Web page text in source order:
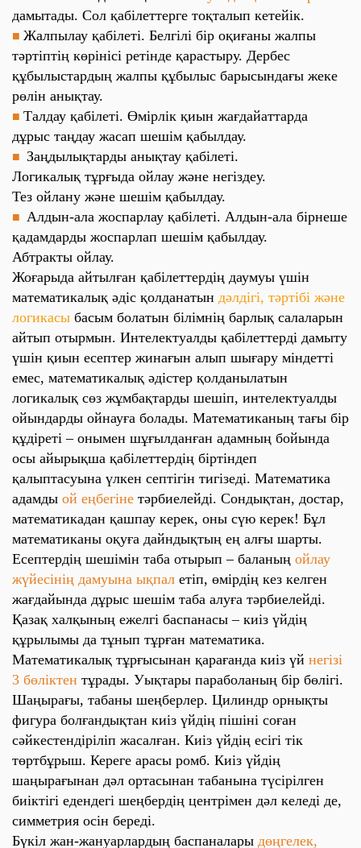
дамытады. Сол қабілеттерге тоқталып кетейік.
■ Жалпылау қабілеті. Белгілі бір оқиғаны жалпы
тәртіптің көрінісі ретінде қарастыру. Дербес
құбылыстардың жалпы құбылыс барысындағы жеке
рөлін анықтау.
■ Талдау қабілеті. Өмірлік қиын жағдайаттарда
дұрыс таңдау жасап шешім қабылдау.
■ Заңдылықтарды анықтау қабілеті.
Логикалық тұрғыда ойлау және негіздеу.
Тез ойлану және шешім қабылдау.
■ Алдын-ала жоспарлау қабілеті. Алдын-ала бірнеше
қадамдарды жоспарлап шешім қабылдау.
Абтракты ойлау.
Жоғарыда айтылған қабілеттердің даумуы үшін
математикалық әдіс қолданатын дәлдігі, тәртібі және
логикасы басым болатын білімнің барлық салаларын
айтып отырмын. Интелектуалды қабілеттерді дамыту
үшін қиын есептер жинағын алып шығару міндетті
емес, математикалық әдістер қолданылатын
логикалық сөз жұмбақтарды шешіп, интелектуалды
ойындарды ойнауға болады. Математиканың тағы бір
құдіреті – онымен шұғылданған адамның бойында
осы айырықша қабілеттердің біртіндеп
қалыптасуына үлкен септігін тигізеді. Математика
адамды ой еңбегіне тәрбиелейді. Сондықтан, достар,
математикадан қашпау керек, оны сүю керек! Бұл
математиканы оқуға дайндықтың ең алғы шарты.
Есептердің шешімін таба отырып – баланың ойлау
жүйесінің дамуына ықпал етіп, өмірдің кез келген
жағдайында дұрыс шешім таба алуға тәрбиелейді.
Қазақ халқының ежелгі баспанасы – киіз үйдің
құрылымы да тұнып тұрған математика.
Математикалық тұрғысынан қарағанда киіз үй негізі
3 бөліктен тұрады. Уықтары параболаның бір бөлігі.
Шаңырағы, табаны шеңберлер. Цилиндр орнықты
фигура болғандықтан киіз үйдің пішіні соған
сәйкестендіріліп жасалған. Киіз үйдің есігі тік
төртбұрыш. Кереге арасы ромб. Киіз үйдің
шаңырағынан дәл ортасынан табанына түсірілген
биіктігі едендегі шеңбердің центрімен дәл келеді де,
симметрия осін береді.
Бүкіл жан-жануарлардың баспаналары дөңгелек,